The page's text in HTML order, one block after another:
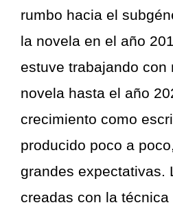
rumbo hacia el
la novela en el año
estuve trabajando con
novela hasta el año
crecimiento como
producido poco a
grandes expectativas.
creadas con la técnica